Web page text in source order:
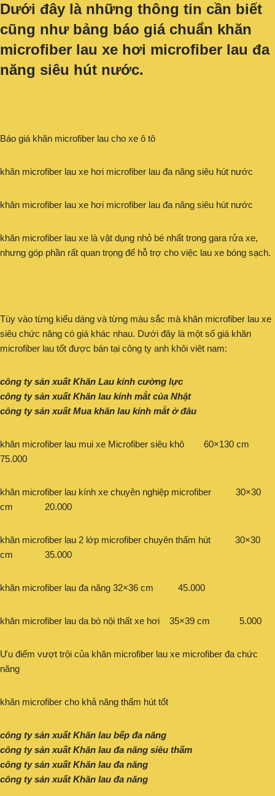
Dưới đây là những thông tin cần biết
cũng như bảng báo giá chuẩn khăn
microfiber lau xe hơi microfiber lau đa
năng siêu hút nước.
Báo giá khăn microfiber lau cho xe ô tô
khăn microfiber lau xe hơi microfiber lau đa năng siêu hút nước
khăn microfiber lau xe hơi microfiber lau đa năng siêu hút nước
khăn microfiber lau xe là vật dụng nhỏ bé nhất trong gara rửa xe,
nhưng góp phần rất quan trọng để hỗ trợ cho việc lau xe bóng sạch.
Tùy vào từng kiểu dáng và từng màu sắc mà khăn microfiber lau xe
siêu chức năng có giá khác nhau. Dưới đây là một số giá khăn
microfiber lau tốt được bán tại công ty anh khôi viêt nam:
công ty sản xuất Khăn Lau kính cường lực
công ty sản xuất Khăn lau kính mắt của Nhật
công ty sản xuất Mua khăn lau kính mắt ở đâu
khăn microfiber lau mui xe Microfiber siêu khô 60×130 cm
75.000
khăn microfiber lau kính xe chuyên nghiệp microfiber 30×30
cm 20.000
khăn microfiber lau 2 lớp microfiber chuyên thấm hút 30×30
cm 35.000
khăn microfiber lau đa năng 32×36 cm 45.000
khăn microfiber lau da bò nội thất xe hơi 35×39 cm 5.000
Ưu điểm vượt trội của khăn microfiber lau xe microfiber đa chức
năng
khăn microfiber cho khả năng thấm hút tốt
công ty sản xuất Khăn lau bếp đa năng
công ty sản xuất Khăn lau đa năng siêu thấm
công ty sản xuất Khăn lau đa năng
công ty sản xuất Khăn lau đa năng